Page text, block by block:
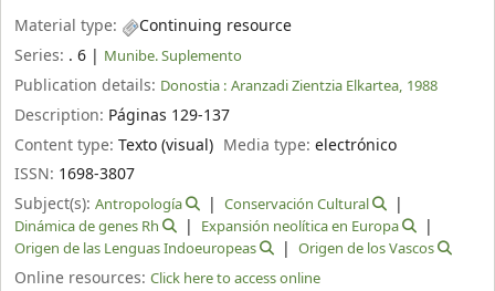
Material type:
Continuing resource
Series: . 6 | Munibe. Suplemento
Publication details: Donostia : Aranzadi Zientzia Elkartea, 1988
Description: Páginas 129-137
Content type: Texto (visual) Media type:electrónico
ISSN: 1698-3807
Subject(s): Antropología
Conservación Cultural
Dinámica de genes Rh
Expansión neolítica en Europa
Origen de las Lenguas Indoeuropeas
Origen de los Vascos
Online resources: Click here to access online